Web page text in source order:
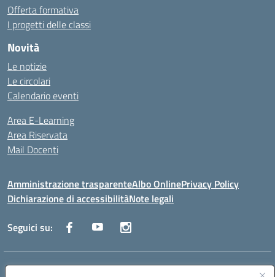
Offerta formativa
I progetti delle classi
Novità
Le notizie
Le circolari
Calendario eventi
Area E-Learning
Area Riservata
Mail Docenti
Amministrazione trasparenteAlbo OnlinePrivacy Policy
Dichiarazione di accessibilitàNote legali
Seguici su:
Indirizzo: